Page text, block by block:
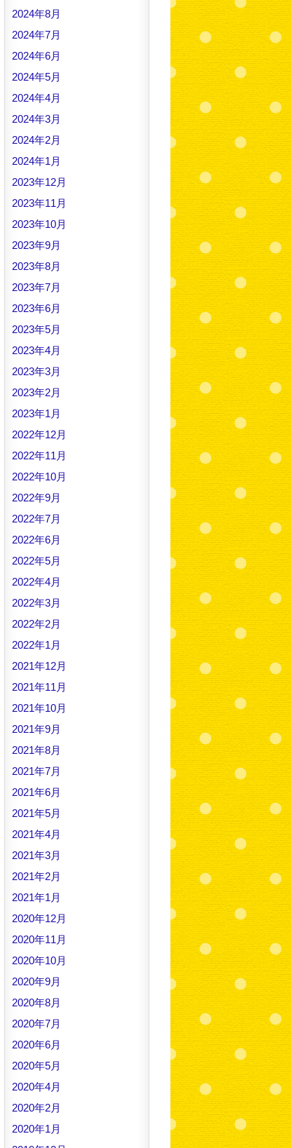
2024年8月
2024年7月
2024年6月
2024年5月
2024年4月
2024年3月
2024年2月
2024年1月
2023年12月
2023年11月
2023年10月
2023年9月
2023年8月
2023年7月
2023年6月
2023年5月
2023年4月
2023年3月
2023年2月
2023年1月
2022年12月
2022年11月
2022年10月
2022年9月
2022年7月
2022年6月
2022年5月
2022年4月
2022年3月
2022年2月
2022年1月
2021年12月
2021年11月
2021年10月
2021年9月
2021年8月
2021年7月
2021年6月
2021年5月
2021年4月
2021年3月
2021年2月
2021年1月
2020年12月
2020年11月
2020年10月
2020年9月
2020年8月
2020年7月
2020年6月
2020年5月
2020年4月
2020年2月
2020年1月